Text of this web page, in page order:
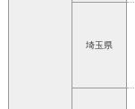
埼玉県